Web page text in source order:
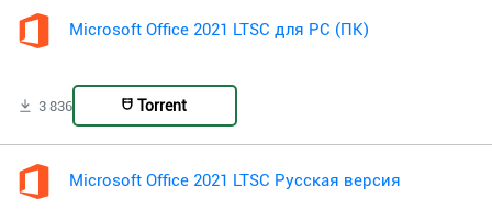
Microsoft Office 2021 LTSC для PC (ПК)
3 836 Torrent
Microsoft Office 2021 LTSC Русская версия